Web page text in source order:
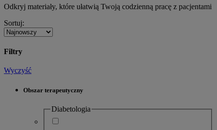
Odkryj materiały, które ułatwią Twoją codzienną pracę z pacjentami
Sortuj:
Filtry
Wyczyść
Obszar terapeutyczny
Diabetologia